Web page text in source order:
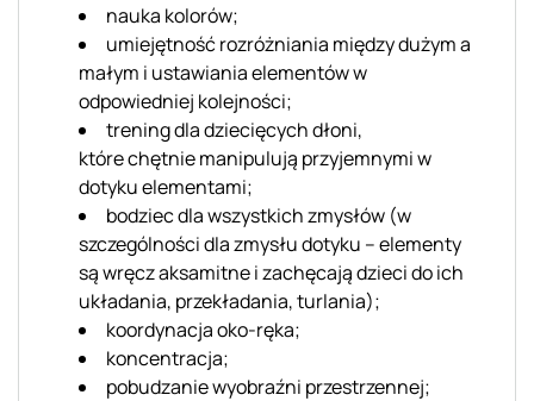
nauka kolorów;
umiejętność rozróżniania między dużym a
małym i ustawiania elementów w
odpowiedniej kolejności;
trening dla dziecięcych dłoni,
które chętnie manipulują przyjemnymi w
dotyku elementami;
bodziec dla wszystkich zmysłów (w
szczególności dla zmysłu dotyku – elementy
są wręcz aksamitne i zachęcają dzieci do ich
układania, przekładania, turlania);
koordynacja oko-ręka;
koncentracja;
pobudzanie wyobraźni przestrzennej;